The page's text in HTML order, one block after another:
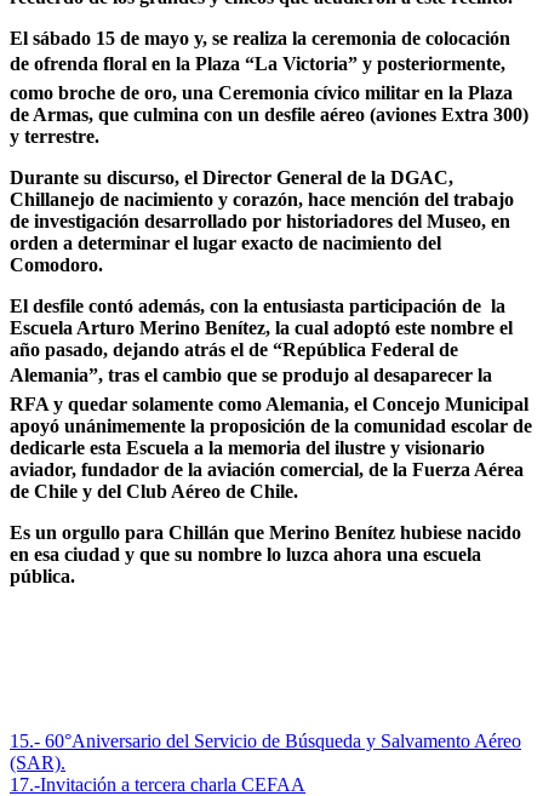
El sábado 15 de mayo y, se realiza la ceremonia de colocación
de ofrenda floral en la Plaza “La Victoria” y posteriormente,
como broche de oro, una Ceremonia cívico militar en la Plaza
de Armas, que culmina con un desfile aéreo (aviones Extra 300)
y terrestre.
Durante su discurso, el Director General de la DGAC,
Chillanejo de nacimiento y corazón, hace mención del trabajo
de investigación desarrollado por historiadores del Museo, en
orden a determinar el lugar exacto de nacimiento del
Comodoro.
El desfile contó además, con la entusiasta participación de la
Escuela Arturo Merino Benítez, la cual adoptó este nombre el
año pasado, dejando atrás el de “República Federal de
Alemania”, tras el cambio que se produjo al desaparecer la
RFA y quedar solamente como Alemania, el Concejo Municipal
apoyó unánimemente la proposición de la comunidad escolar de
dedicarle esta Escuela a la memoria del ilustre y visionario
aviador, fundador de la aviación comercial, de la Fuerza Aérea
de Chile y del Club Aéreo de Chile.
Es un orgullo para Chillán que Merino Benítez hubiese nacido
en esa ciudad y que su nombre lo luzca ahora una escuela
pública.
Navegación
de
15.- 60°Aniversario del Servicio de Búsqueda y Salvamento Aéreo
(SAR).
17.-Invitación a tercera charla CEFAA